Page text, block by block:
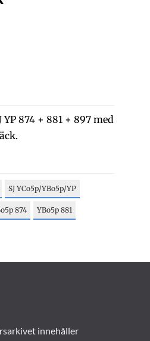
YP 874 + 881 + 897 med
SJ YCo5p/YBo5p/YP
874 YBo5p 881
innehåller